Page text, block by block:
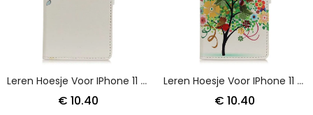
Leren Hoesje Voor IPhone 11 Pro Max Paar Uilen In De Boom
€ 10.40
Leren Hoesje Voor IPhone 11 Pro Max Groen Oranje Bloeiende Boom
€ 10.40